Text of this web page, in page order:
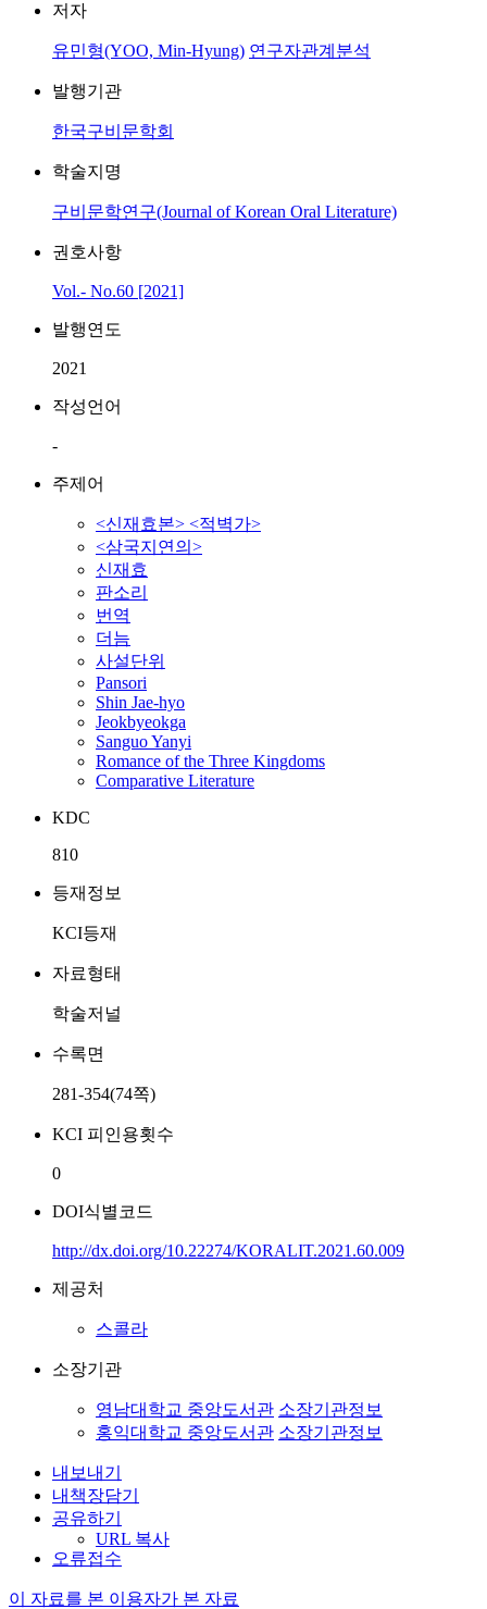
저자
유민형(YOO, Min-Hyung) 연구자관계분석
발행기관
한국구비문학회
학술지명
구비문학연구(Journal of Korean Oral Literature)
권호사항
Vol.- No.60 [2021]
발행연도
2021
작성언어
-
주제어
<신재효본> <적벽가>
<삼국지연의>
신재효
판소리
번역
더늠
사설단위
Pansori
Shin Jae-hyo
Jeokbyeokga
Sanguo Yanyi
Romance of the Three Kingdoms
Comparative Literature
KDC
810
등재정보
KCI등재
자료형태
학술저널
수록면
281-354(74쪽)
KCI 피인용횟수
0
DOI식별코드
http://dx.doi.org/10.22274/KORALIT.2021.60.009
제공처
스콜라
소장기관
영남대학교 중앙도서관 소장기관정보
홍익대학교 중앙도서관 소장기관정보
내보내기
내책장담기
공유하기
URL 복사
오류접수
이 자료를 본 이용자가 본 자료